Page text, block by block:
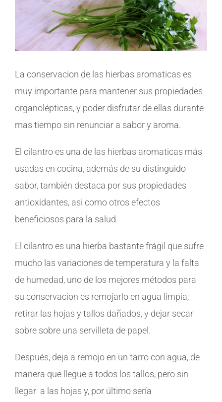
La conservacion de las hierbas aromaticas es
muy importante para mantener sus propiedades
organolépticas, y poder disfrutar de ellas durante
mas tiempo sin renunciar a sabor y aroma.
El cilantro es una de las hierbas aromaticas más
usadas en cocina, además de su distinguido
sabor, también destaca por sus propiedades
antioxidantes, asi como otros efectos
beneficiosos para la salud.
El cilantro es una hierba bastante frágil que sufre
mucho las variaciones de temperatura y la falta
de humedad, uno de los mejores métodos para
su conservacion es remojarlo en agua limpia,
retirar las hojas y tallos dañados, y dejar secar
sobre sobre una servilleta de papel.
Después, deja a remojo en un tarro con agua, de
manera que llegue a todos los tallos, pero sin
llegar a las hojas y, por último sería